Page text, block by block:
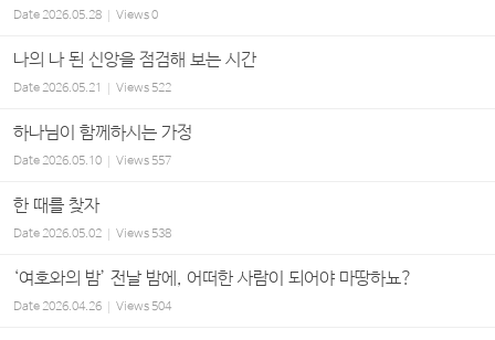
Date2026.05.28 Views0
나의 나 된 신앙을 점검해 보는 시간
Date2026.05.21 Views 522
하나님이 함께하시는 가정
Date2026.05.10 Views 557
한 때를 찾자
Date2026.05.02 Views 538
‘여호와의 밤’ 전날 밤에, 어떠한 사람이 되어야 마땅하뇨?
Date2026.04.26 Views 504